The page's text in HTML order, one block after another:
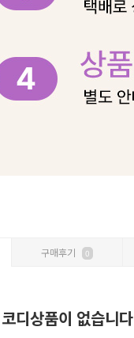
구매후기 0
코디상품이 없습니다